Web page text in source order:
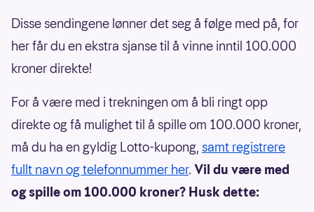
Disse sendingene lønner det seg å følge med på, for
her får du en ekstra sjanse til å vinne inntil 100.000
kroner direkte!
For å være med i trekningen om å bli ringt opp
direkte og få mulighet til å spille om 100.000 kroner,
må du ha en gyldig Lotto-kupong, samt registrere
fullt navn og telefonnummer her. Vil du være med
og spille om 100.000 kroner? Husk dette: